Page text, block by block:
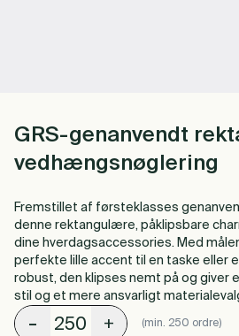
GRS-genanvendt
vedhængsnøglering
Fremstillet af førsteklasses
denne rektangulære, påklipsbare
dine hverdagsaccessories. Med
perfekte lille accent til en taske eller
robust, den klipses nemt på og giver
stil og et mere ansvarligt
- + (min. 250 ordre)